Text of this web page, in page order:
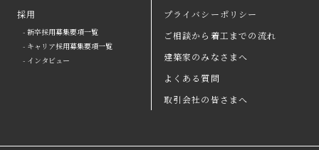
イベント
事例紹介
プライバシーポリシー
コラム
見積もり依頼
相談予約
採用
- 新卒採用募集要項一覧
- キャリア採用募集要項一覧
- インタビュー
ご相談から着工までの流れ
建築家のみなさまへ
よくある質問
取引会社の皆さまへ
プライバシーポリシー